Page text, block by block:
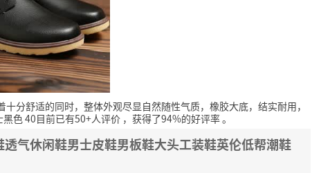
分舒适的同时，整体外观尽显自然随性气质，橡胶大底，结实耐用，
色 40目前已有50+人评价 ，获得了94%的好评率。
气休闲鞋男士皮鞋男板鞋大头工装鞋英伦低帮潮鞋